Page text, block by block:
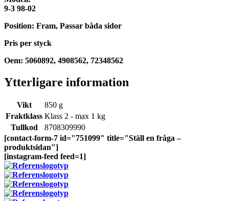
9-3 98-02
Position: Fram, Passar båda sidor
Pris per styck
Oem: 5060892, 4908562, 72348562
Ytterligare information
Vikt
850 g
Fraktklass Klass 2 - max 1 kg
Tullkod
8708309990
[contact-form-7 id="751099" title="Ställ en fråga –
produktsidan"]
[instagram-feed feed=1]